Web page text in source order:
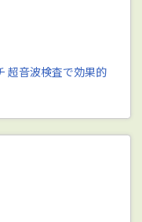
超音波検査で効果的